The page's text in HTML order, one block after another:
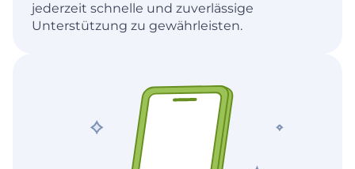
jederzeit schnelle und zuverlässige
Unterstützung zu gewährleisten.